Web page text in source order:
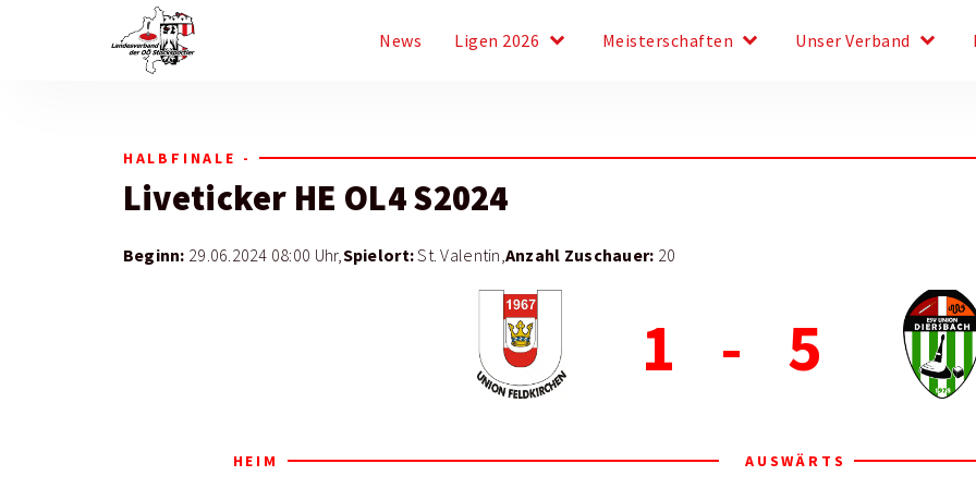
News Ligen 2026 keyboard_arrow_down Meisterschaften keyboard_arrow_down Unser Verband keyboard_arrow_down
HALBFINALE -
Liveticker HE OL4 S2024
Beginn: 29.06.2024 08:00 Uhr,Spielort:St. Valentin,Anzahl Zuschauer: 20
1 - 5
HEIM AUSWÄRTS